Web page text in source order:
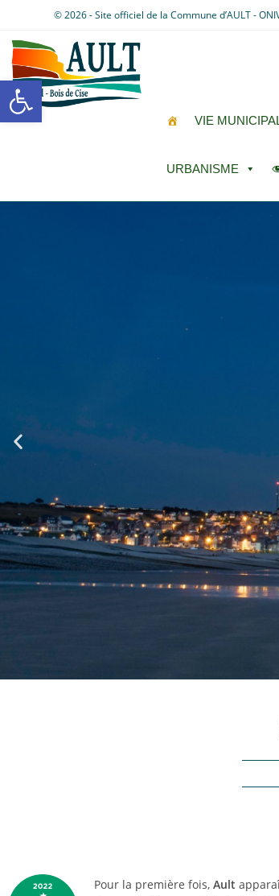
Ouvrir la barre d’outils
© 2026 - Site officiel de la Commune d’AULT -
VIE
URBANISME
Pour la première fois, Ault